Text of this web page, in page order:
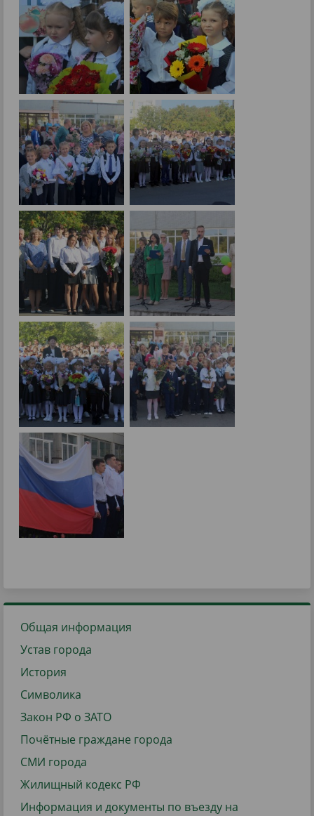
Общая информация
Устав города
История
Символика
Закон РФ о ЗАТО
Почётные граждане города
СМИ города
Жилищный кодекс РФ
Информация и документы по въезду на